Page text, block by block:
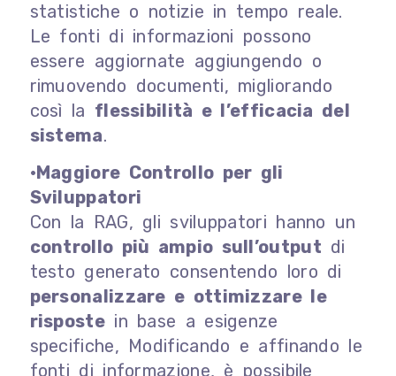
statistiche o notizie in tempo reale.
Le fonti di informazioni possono
essere aggiornate aggiungendo o
rimuovendo documenti, migliorando
così la flessibilità e l’efficacia del
sistema.
•Maggiore Controllo per gli
Sviluppatori
Con la RAG, gli sviluppatori hanno un
controllo più ampio sull’output di
testo generato consentendo loro di
personalizzare e ottimizzare le
rispostein base a esigenze
specifiche, Modificando e affinando le
fonti di informazione, è possibile